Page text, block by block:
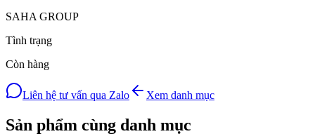
SAHA GROUP
Tình trạng
Còn hàng
Liên hệ tư vấn qua Zalo Xem danh mục
Sản phẩm cùng danh mục